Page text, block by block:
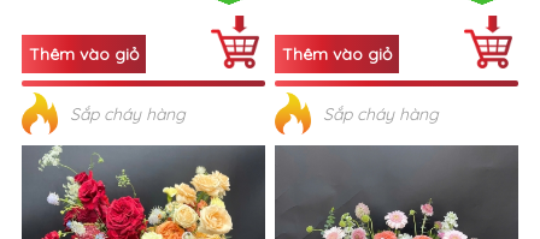
Sắp cháy hàng Sắp cháy hàng